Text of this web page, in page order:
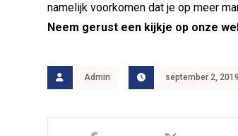
namelijk voorkomen dat je op meer
Neem gerust een kijkje op onze
Admin september 2, 2019